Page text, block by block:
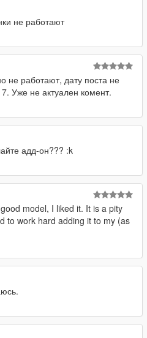
не работают
не работают, дату поста не
Уже не актуален комент.
адд-он??? :k
model, I liked it. It is a pity
to work hard adding it to my (as